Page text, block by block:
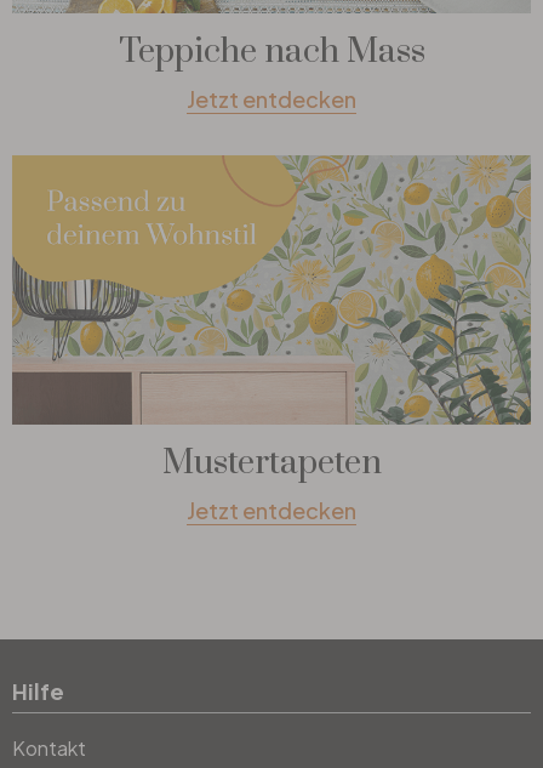
Teppiche nach Mass
Jetzt entdecken
Mustertapeten
Jetzt entdecken
Hilfe
Kontakt